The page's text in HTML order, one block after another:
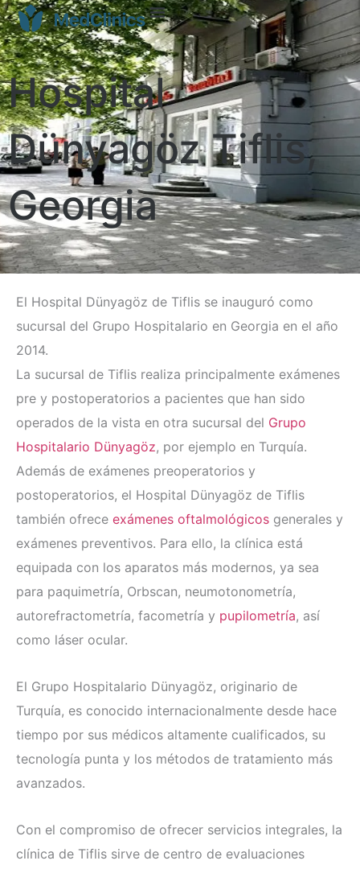
Hospital
Dünyagöz Tiflis,
Georgia
El Hospital Dünyagöz de Tiflis se inauguró como
sucursal del Grupo Hospitalario en Georgia en el año
2014.
La sucursal de Tiflis realiza principalmente exámenes
pre y postoperatorios a pacientes que han sido
operados de la vista en otra sucursal del Grupo
Hospitalario Dünyagöz, por ejemplo en Turquía.
Además de exámenes preoperatorios y
postoperatorios, el Hospital Dünyagöz de Tiflis
también ofrece exámenes oftalmológicos generales y
exámenes preventivos. Para ello, la clínica está
equipada con los aparatos más modernos, ya sea
para paquimetría, Orbscan, neumotonometría,
autorefractometría, facometría y pupilometría, así
como láser ocular.
El Grupo Hospitalario Dünyagöz, originario de
Turquía, es conocido internacionalmente desde hace
tiempo por sus médicos altamente cualificados, su
tecnología punta y los métodos de tratamiento más
avanzados.
Con el compromiso de ofrecer servicios integrales, la
clínica de Tiflis sirve de centro de evaluaciones